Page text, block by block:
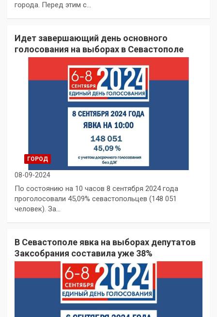
города. Перед этим с…
Идет завершающий день основного
голосования на выборах в Севастополе
ГОРОД
08-09-2024
По состоянию на 10 часов 8 сентября 2024 года
проголосовали 45,09% севастопольцев (148 051
человек). За…
В Севастополе явка на выборах депутатов
Заксобрания составила уже 38%